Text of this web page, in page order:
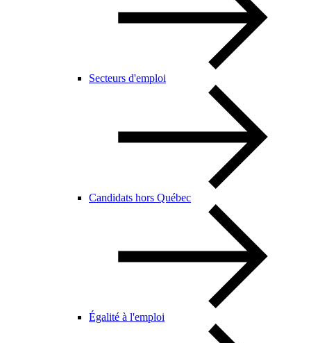
Secteurs d'emploi
Candidats hors Québec
Égalité à l'emploi